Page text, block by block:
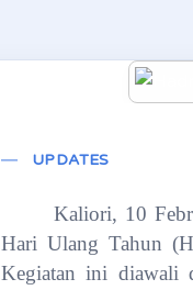
UPDATES
Kaliori, 10
Hari Ulang Tahun
Kegiatan ini diawali